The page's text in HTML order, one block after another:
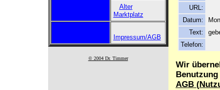
Alter
Marktplatz
Impressum/AGB
© 2004 Dr. Timmer
URL:
Datum:
Text:
Telefon:
Wir
AGB